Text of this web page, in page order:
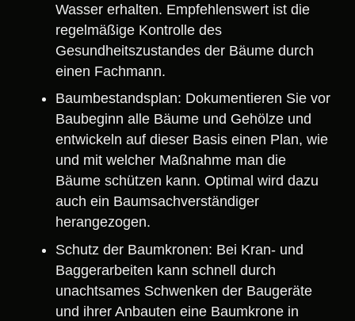
Wasser erhalten. Empfehlenswert ist die
regelmäßige Kontrolle des
Gesundheitszustandes der Bäume durch
einen Fachmann.
Baumbestandsplan: Dokumentieren Sie vor
Baubeginn alle Bäume und Gehölze und
entwickeln auf dieser Basis einen Plan, wie
und mit welcher Maßnahme man die
Bäume schützen kann. Optimal wird dazu
auch ein Baumsachverständiger
herangezogen.
Schutz der Baumkronen: Bei Kran- und
Baggerarbeiten kann schnell durch
unachtsames Schwenken der Baugeräte
und ihrer Anbauten eine Baumkrone in